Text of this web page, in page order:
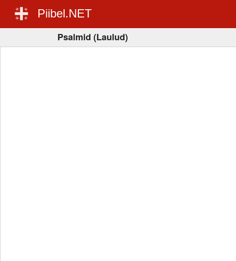
Piibel.NET
Psalmid (Laulud)